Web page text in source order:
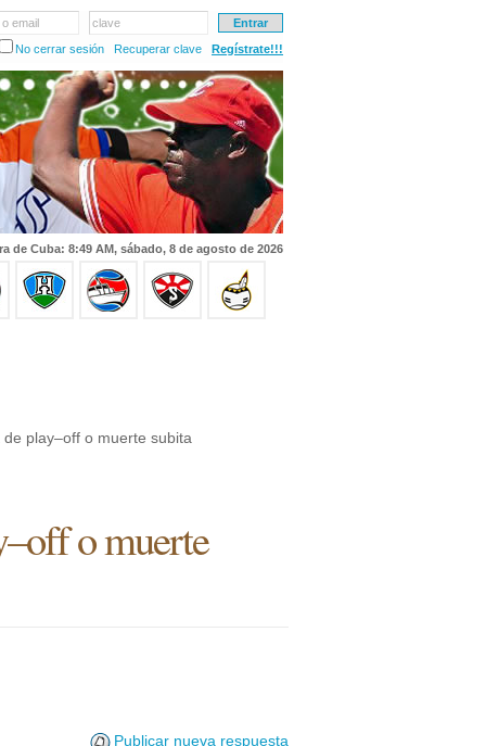
email
clave
No cerrar sesión
Recuperar clave Regístrate!!!
de Cuba: 8:49 AM, sábado, 8 de agosto de 2026
play–off o muerte subita
o muerte
Publicar nueva respuesta